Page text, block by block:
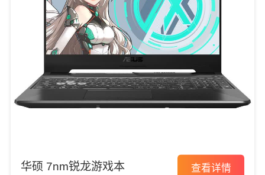
华硕 7nm锐龙游戏本 查看详情